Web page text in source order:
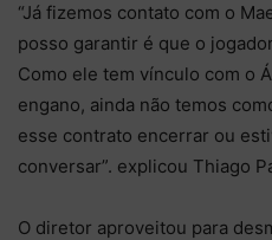
“Já fizemos contato com o
posso garantir é que o
Como ele tem vínculo com o
engano, ainda não temos
esse contrato encerrar ou
conversar”. explicou Thiago
O diretor aproveitou para